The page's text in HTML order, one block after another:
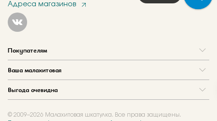
Адреса магазинов
Покупателям
Ваша малахитовая
Где купить
Новости
Выгода очевидна
Акции
© 2009–2026 Малахитовая шкатулка. Все права защищены.